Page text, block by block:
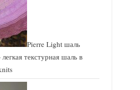
Pierre Light шаль
текстурная шаль в